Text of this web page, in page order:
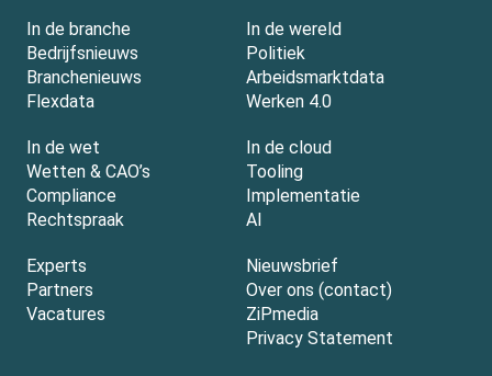
In de branche
Bedrijfsnieuws
Branchenieuws
Flexdata
In de wereld
Politiek
Arbeidsmarktdata
Werken 4.0
In de wet
Wetten & CAO’s
Compliance
Rechtspraak
In de cloud
Tooling
Implementatie
AI
Experts
Partners
Vacatures
Nieuwsbrief
Over ons (contact)
ZiPmedia
Privacy Statement